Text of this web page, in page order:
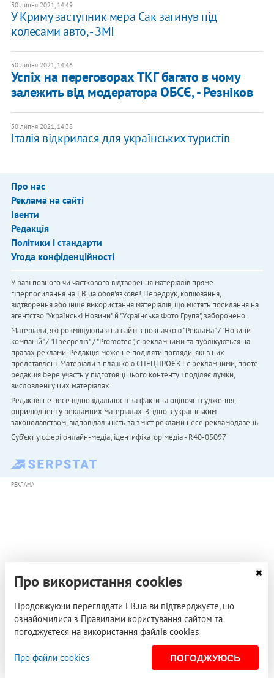
30 липня 2021, 14:49
У Криму заступник мера Сак загинув під
колесами авто, - ЗМІ
30 липня 2021, 14:46
​Успіх на переговорах ТКГ багато в чому
залежить від модератора ОБСЄ, - Резніков
30 липня 2021, 14:38
Італія відкрилася для українських туристів
Про нас
Реклама на сайті
Івенти
Редакція
Політики і стандарти
Угода конфіденційності
У разі повного чи часткового відтворення матеріалів пряме
гіперпосилання на LB.ua обов'язкове! Передрук, копіювання,
відтворення або інше використання матеріалів, що містять посилання на
агентство "Українськi Новини" й "Українська Фото Група", заборонено.
Матеріали, які розміщуються на сайті з позначкою "Реклама" / "Новини
компаній" / "Пресреліз" / "Promoted", є рекламними та публікуються на
правах реклами. Редакція може не поділяти погляди, які в них
представлені. Матеріали з плашкою СПЕЦПРОЄКТ є рекламними, проте
редакція бере участь у підготовці цього контенту і поділяє думки,
висловлені у цих матеріалах.
Редакція не несе відповідальності за факти та оціночні судження,
оприлюднені у рекламних матеріалах. Згідно з українським
законодавством, відповідальність за зміст реклами несе рекламодавець.
Cуб'єкт у сфері онлайн-медіа; ідентифікатор медіа - R40-05097
РЕКЛАМА
Про використання cookies
Продовжуючи переглядати LB.ua ви підтверджуєте, що
ознайомилися з Правилами користування сайтом та
погоджуєтеся на використання файлів cookies
Про файли cookies ПОГОДЖУЮСЬ